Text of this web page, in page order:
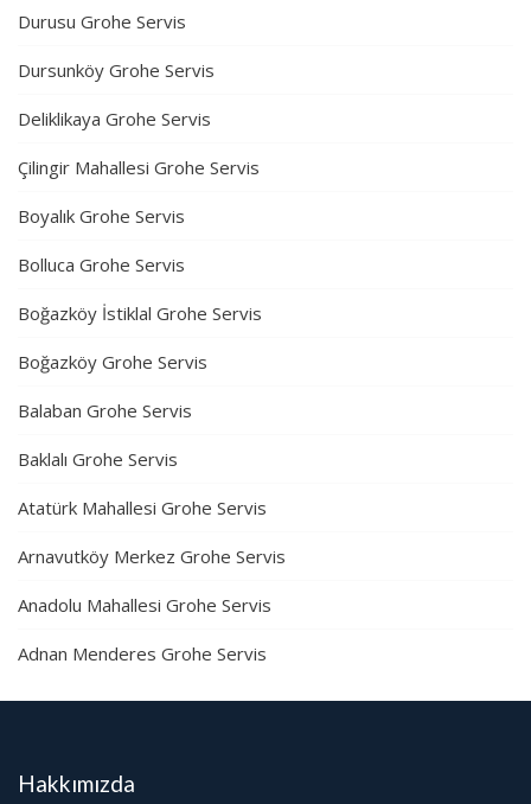
Durusu Grohe Servis
Dursunköy Grohe Servis
Deliklikaya Grohe Servis
Çilingir Mahallesi Grohe Servis
Boyalık Grohe Servis
Bolluca Grohe Servis
Boğazköy İstiklal Grohe Servis
Boğazköy Grohe Servis
Balaban Grohe Servis
Baklalı Grohe Servis
Atatürk Mahallesi Grohe Servis
Arnavutköy Merkez Grohe Servis
Anadolu Mahallesi Grohe Servis
Adnan Menderes Grohe Servis
Hakkımızda